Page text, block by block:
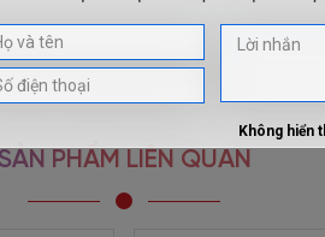
BH-1690 sở hữu
bé
quan trọng, có thể định hình các
đầu quan tâm đến toàn bộ thế giới xung
kế phù hợp với vóc dáng của bé
PHẨM LIÊN QUAN